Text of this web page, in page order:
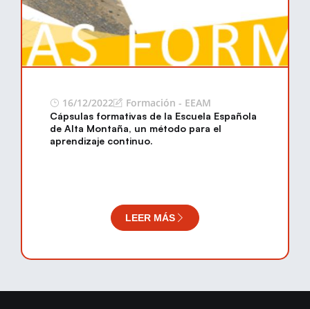
16/12/2022 Formación - EEAM
Cápsulas formativas de la Escuela Española
de Alta Montaña, un método para el
aprendizaje continuo.
LEER MÁS